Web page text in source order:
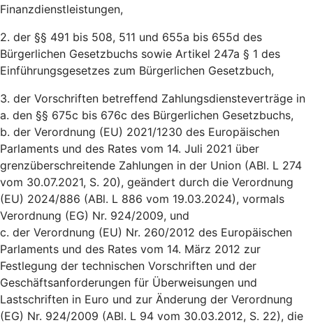
Finanzdienstleistungen,
2. der §§ 491 bis 508, 511 und 655a bis 655d des
Bürgerlichen Gesetzbuchs sowie Artikel 247a § 1 des
Einführungsgesetzes zum Bürgerlichen Gesetzbuch,
3. der Vorschriften betreffend Zahlungsdiensteverträge in
a. den §§ 675c bis 676c des Bürgerlichen Gesetzbuchs,
b. der Verordnung (EU) 2021/1230 des Europäischen
Parlaments und des Rates vom 14. Juli 2021 über
grenzüberschreitende Zahlungen in der Union (ABl. L 274
vom 30.07.2021, S. 20), geändert durch die Verordnung
(EU) 2024/886 (ABl. L 886 vom 19.03.2024), vormals
Verordnung (EG) Nr. 924/2009, und
c. der Verordnung (EU) Nr. 260/2012 des Europäischen
Parlaments und des Rates vom 14. März 2012 zur
Festlegung der technischen Vorschriften und der
Geschäftsanforderungen für Überweisungen und
Lastschriften in Euro und zur Änderung der Verordnung
(EG) Nr. 924/2009 (ABl. L 94 vom 30.03.2012, S. 22), die